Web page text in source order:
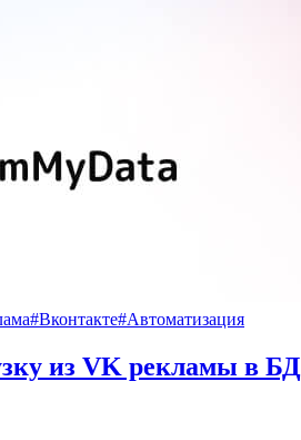
#Вконтакте#Автоматизация
из VK рекламы в БД